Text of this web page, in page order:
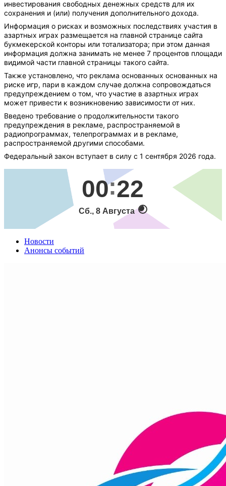
инвестирования свободных денежных средств для их
сохранения и (или) получения дополнительного дохода.
Информация о рисках и возможных последствиях участия в
азартных играх размещается на главной странице сайта
букмекерской конторы или тотализатора; при этом данная
информация должна занимать не менее 7 процентов площади
видимой части главной страницы такого сайта.
Также установлено, что реклама основанных основанных на
риске игр, пари в каждом случае должна сопровождаться
предупреждением о том, что участие в азартных играх
может привести к возникновению зависимости от них.
Введено требование о продолжительности такого
предупреждения в рекламе, распространяемой в
радиопрограммах, телепрограммах и в рекламе,
распространяемой другими способами.
Федеральный закон вступает в силу с 1 сентября 2026 года.
00 22
Сб., 8 Августа
Новости
Анонсы событий